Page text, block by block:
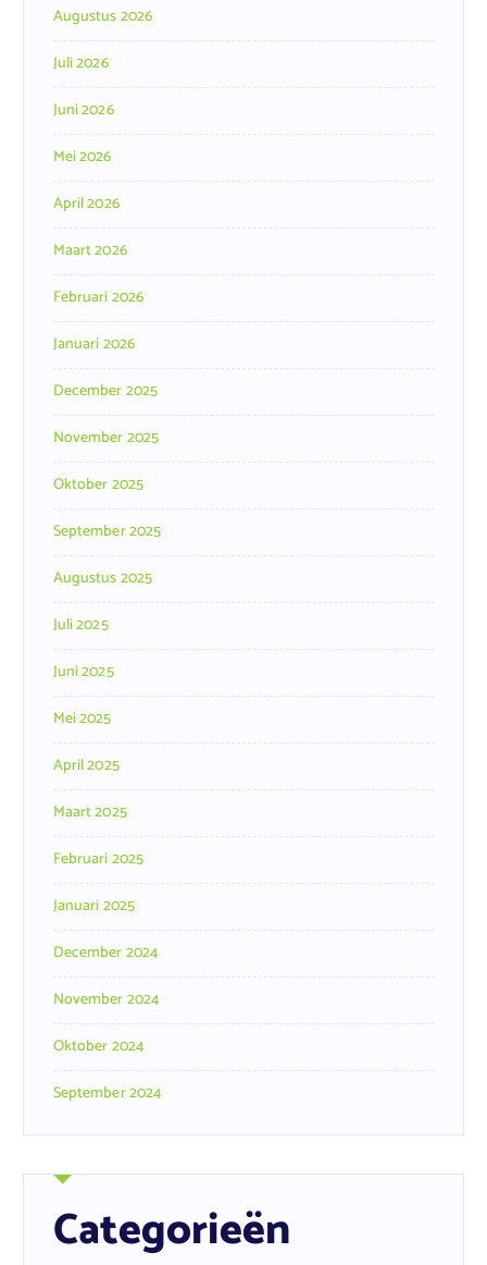
Augustus 2026
Juli 2026
Juni 2026
Mei 2026
April 2026
Maart 2026
Februari 2026
Januari 2026
December 2025
November 2025
Oktober 2025
September 2025
Augustus 2025
Juli 2025
Juni 2025
Mei 2025
April 2025
Maart 2025
Februari 2025
Januari 2025
December 2024
November 2024
Oktober 2024
September 2024
Categorieën